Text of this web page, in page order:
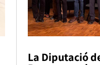
La Diputació